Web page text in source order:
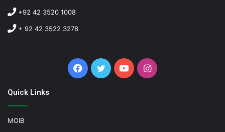
+92 42 3520 1008
+ 92 42 3522 3278
Facebook
TwitterYouTubeInstagram
Quick Links
MOIB